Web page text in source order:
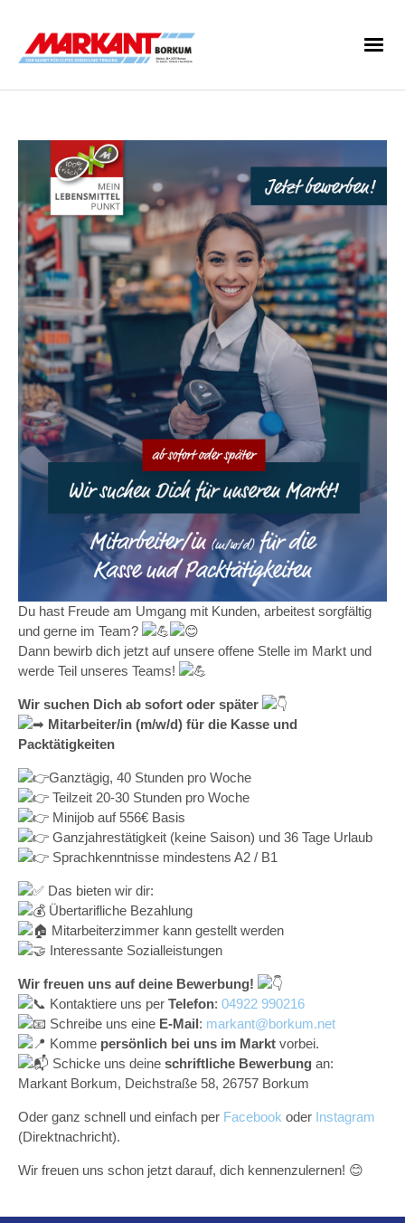
Du hast Freude am Umgang mit Kunden, arbeitest sorgfältig
und gerne im Team?
Dann bewirb dich jetzt auf unsere offene Stelle im Markt und
werde Teil unseres Teams!
Wir suchen Dich ab sofort oder später
Mitarbeiter/in (m/w/d) für die Kasse und
Packtätigkeiten
Ganztägig, 40 Stunden pro Woche
Teilzeit 20-30 Stunden pro Woche
Minijob auf 556€ Basis
Ganzjahrestätigkeit (keine Saison) und 36 Tage Urlaub
Sprachkenntnisse mindestens A2 / B1
Das bieten wir dir:
Übertarifliche Bezahlung
Mitarbeiterzimmer kann gestellt werden
Interessante Sozialleistungen
Wir freuen uns auf deine Bewerbung!
Kontaktiere uns per Telefon: 04922 990216
Schreibe uns eine E-Mail: markant@borkum.net
Komme persönlich bei uns im Markt vorbei.
Schicke uns deine schriftliche Bewerbung an:
Markant Borkum, Deichstraße 58, 26757 Borkum
Oder ganz schnell und einfach per Facebook oder Instagram
(Direktnachricht).
Wir freuen uns schon jetzt darauf, dich kennenzulernen! 😊